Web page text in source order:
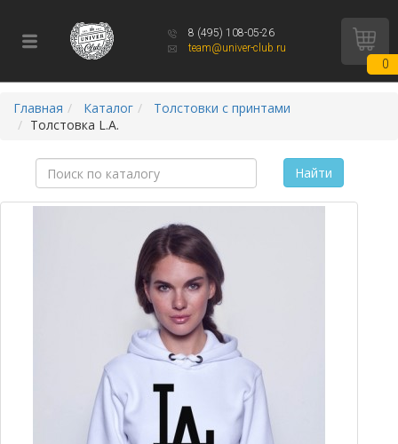
8 (495) 108-05-26
team@univer-club.ru
0
Главная Каталог
Толстовки с принтами
Толстовка L.A.
Найти